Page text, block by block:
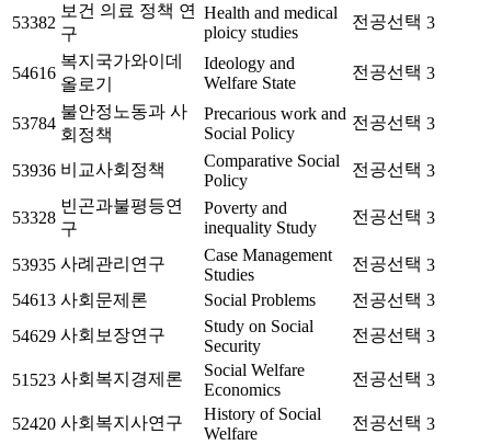
53382
보건 의료 정책 연
구
Health and medical
ploicy studies
전공선택 3
54616
복지국가와이데
올로기
Ideology and
Welfare State
전공선택 3
53784
불안정노동과 사
회정책
Precarious work and
Social Policy
전공선택 3
53936 비교사회정책
Comparative Social
Policy
전공선택 3
53328
빈곤과불평등연
구
Poverty and
inequality Study
전공선택 3
53935 사례관리연구
Case Management
Studies
전공선택 3
54613 사회문제론 Social Problems 전공선택 3
54629 사회보장연구
Study on Social
Security
전공선택 3
51523 사회복지경제론
Social Welfare
Economics
전공선택 3
52420 사회복지사연구
History of Social
Welfare
전공선택 3